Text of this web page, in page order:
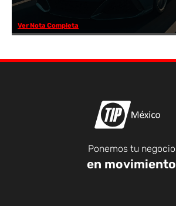
Ver Nota Completa
Ponemos tu negocio
en movimiento